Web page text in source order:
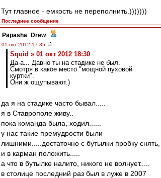
Тут главное - емкость не переполнить.)))))))
Последнее сообщение
Papasha_Drew-
01 окт 2012 17:35
Squid » 01 окт 2012 18:30
Да-а... Давно ты на стадике не был.
Смотря в какое место "мощной пуховой
куртки".
Они ж ощупывают.)
да я на стадике часто бывал.....
я в Ставрополе живу..
пока команда была, ходил......
у нас такие премудрости были
лишними.....достаточно с бутылки пробку снять,
и в карман положить.....
а что в бутылке налито, никого не волнует.....
в столице последний раз был в луже в 2007